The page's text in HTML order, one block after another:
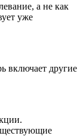
а не как
уже
включает другие